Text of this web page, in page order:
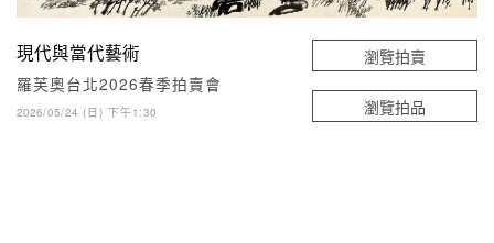
現代與當代藝術
羅芙奧台北2026春季拍賣會
2026/05/24 (日) 下午1:30
瀏覽拍賣
瀏覽拍品